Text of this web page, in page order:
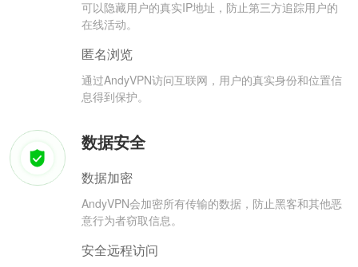
可以隐藏用户的真实IP地址，防止第三方追踪用户的
在线活动。
匿名浏览
通过AndyVPN访问互联网，用户的真实身份和位置信
息得到保护。
数据安全
数据加密
AndyVPN会加密所有传输的数据，防止黑客和其他恶
意行为者窃取信息。
安全远程访问